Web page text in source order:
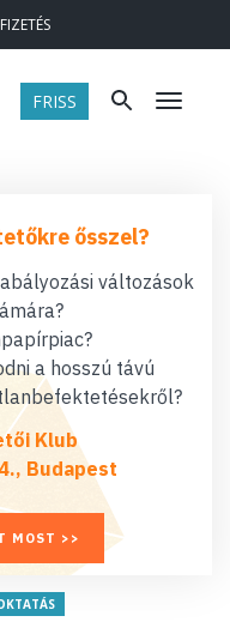
FRISS Menü
ősszel?
változások
a hosszú távú
Klub
Budapest
MOST >>